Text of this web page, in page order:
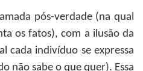
pós-verdade (na qual
os fatos), com a ilusão da
cada indivíduo se expressa
não sabe o que quer). Essa